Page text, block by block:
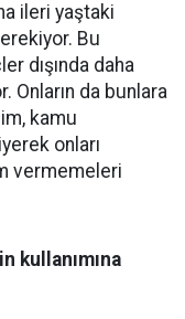
ileri yaştaki
Bu
dışında daha
Onların da bunlara
kamu
onları
vermemeleri
kullanımına